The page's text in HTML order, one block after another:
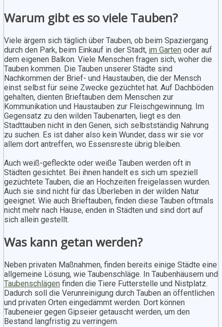
Warum gibt es so viele Tauben?
Viele ärgern sich täglich über Tauben, ob beim Spaziergang
durch den Park, beim Einkauf in der Stadt, im Garten oder auf
dem eigenen Balkon. Viele Menschen fragen sich, woher die
Tauben kommen. Die Tauben unserer Städte sind
Nachkommen der Brief- und Haustauben, die der Mensch
einst selbst für seine Zwecke gezüchtet hat. Auf Dachböden
gehalten, dienten Brieftauben dem Menschen zur
Kommunikation und Haustauben zur Fleischgewinnung. Im
Gegensatz zu den wilden Taubenarten, liegt es den
Stadttauben nicht in den Genen, sich selbstständig Nahrung
zu suchen. Es ist daher also kein Wunder, dass wir sie vor
allem dort antreffen, wo Essensreste übrig bleiben.
Auch weiß-gefleckte oder weiße Tauben werden oft in
Städten gesichtet. Bei ihnen handelt es sich um speziell
gezüchtete Tauben, die an Hochzeiten freigelassen wurden.
Auch sie sind nicht für das Überleben in der wilden Natur
geeignet. Wie auch Brieftauben, finden diese Tauben oftmals
nicht mehr nach Hause, enden in Städten und sind dort auf
sich allein gestellt.
Was kann getan werden?
Neben privaten Maßnahmen, finden bereits einige Städte eine
allgemeine Lösung, wie Taubenschläge. In Taubenhäusern und
Taubenschlägen finden die Tiere Futterstelle und Nistplatz.
Dadurch soll die Verunreinigung durch Tauben an öffentlichen
und privaten Orten eingedämmt werden. Dort können
Taubeneier gegen Gipseier getauscht werden, um den
Bestand langfristig zu verringern.